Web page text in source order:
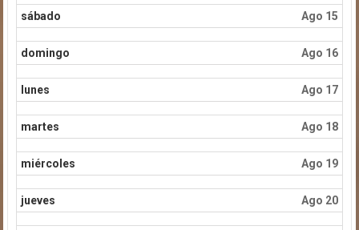
sábado Ago 15
domingo Ago 16
lunes Ago 17
martes Ago 18
miércoles Ago 19
jueves Ago 20